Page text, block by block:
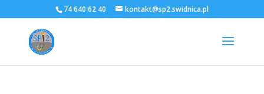
74 640 62 40 kontakt@sp2.swidnica.pl